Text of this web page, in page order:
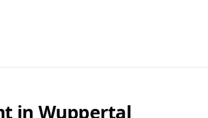
in Wuppertal